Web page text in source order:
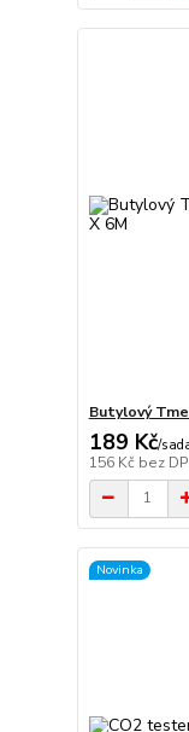
Butylový
189 Kč/
156 Kč bez
Novinka